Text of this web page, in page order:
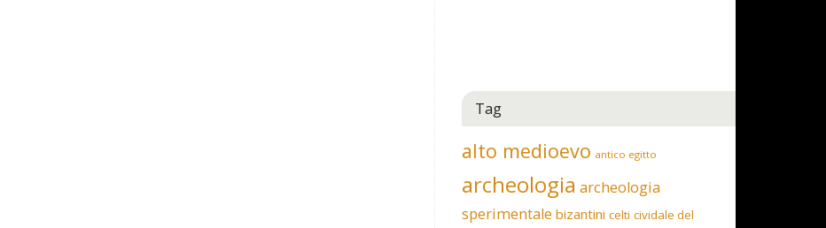
Tag
alto medioevo antico egitto
archeologia archeologia
sperimentale bizantini celti cividale del